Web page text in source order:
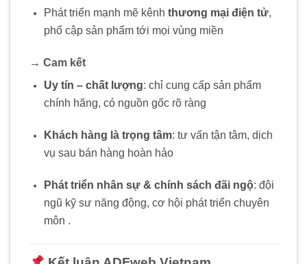
Phát triển mạnh mẽ kênh thương mại điện tử,
phổ cập sản phẩm tới mọi vùng miền
→ Cam kết
Uy tín – chất lượng: chỉ cung cấp sản phẩm
chính hãng, có nguồn gốc rõ ràng
Khách hàng là trọng tâm: tư vấn tận tâm, dịch
vụ sau bán hàng hoàn hảo
Phát triển nhân sự & chính sách đãi ngộ: đội
ngũ kỹ sư năng động, cơ hội phát triển chuyên
môn .